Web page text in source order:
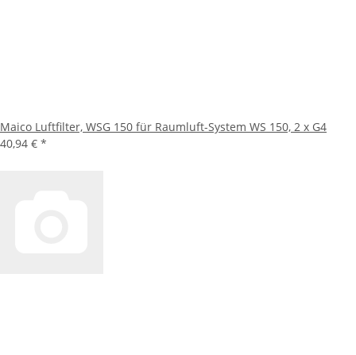
Maico Luftfilter, WSG 150 für Raumluft-System WS 150, 2 x G4
40,94 € *